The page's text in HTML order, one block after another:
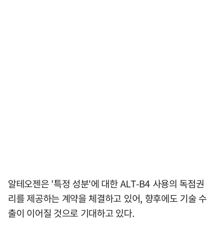
알테오젠은 '특정 성분'에 대한 ALT-B4 사용의 독점권
리를 제공하는 계약을 체결하고 있어, 향후에도 기술 수
출이 이어질 것으로 기대하고 있다.